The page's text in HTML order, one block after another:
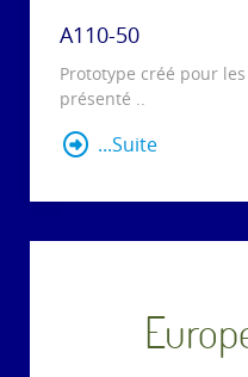
A110-50
Prototype créé pour
présenté ..
...Suite